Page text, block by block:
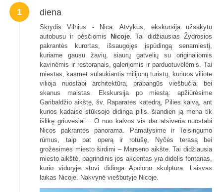
1 diena
Skrydis Vilnius - Nica. Atvykus, ekskursija užsakytu
autobusu ir pėsčiomis Nicoje. Tai didžiausias Žydrosios
pakrantės kurortas, išsaugojęs įspūdingą senamiestį,
kuriame gausu žavių, siaurų gatvelių su originaliomis
kavinėmis ir restoranais, galerijomis ir parduotuvėlėmis. Tai
miestas, kasmet sulaukiantis milijonų turistų, kuriuos viliote
vilioja nuostabi architektūra, prabangūs viešbučiai bei
skanus maistas. Ekskursija po miestą: apžiūrėsime
Garibaldžio aikštę, šv. Raparatės katedrą, Pilies kalvą, ant
kurios kadaise stūksojo didinga pilis. šiandien ją mena tik
išlikę griuvėsiai… O nuo kalvos vis dar atsiveria nuostabi
Nicos pakrantės panorama. Pamatysime ir Teisingumo
rūmus, taip pat operą ir rotušę, Nyčės terasą bei
grožėsimės miesto širdimi – Marseno aikšte. Tai didžiausia
miesto aikštė, pagrindinis jos akcentas yra didelis fontanas,
kurio viduryje stovi didinga Apolono skulptūra. Laisvas
laikas Nicoje. Nakvynė viešbutyje Nicoje.